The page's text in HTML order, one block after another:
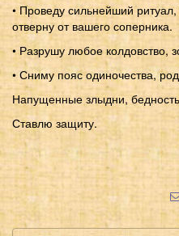
• Проведу сильнейший
отверну от вашего соперника.
• Разрушу любое колдовство,
• Сниму пояс одиночества,
Напущенные злыдни,
Ставлю защиту.